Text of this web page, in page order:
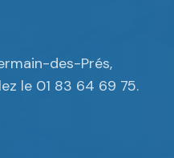
des-Prés,
le 01 83 64 69 75.